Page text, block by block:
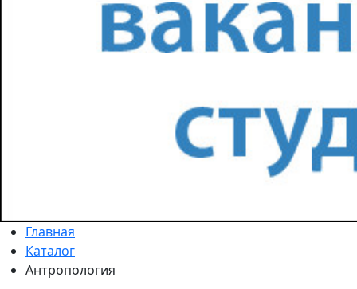
Главная
Каталог
Антропология